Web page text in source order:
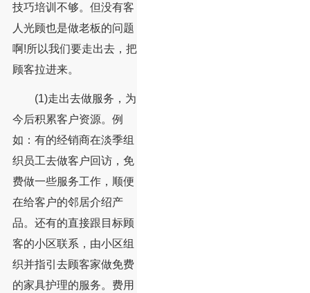
技巧培训不够。但没有客
人光顾也是做老板的问题
啊!所以我们要走出去，把
顾客拉进来。
(1)走出去做服务，为
今后积累客户资源。例
如：有的经销商在淡季组
织员工去做客户回访，免
费做一些服务工作，顺便
在给客户的邻居介绍产
品。还有的直接跟目标顾
客的小区联系，由小区组
织并指引去顾客家做免费
的家具护理的服务。费用